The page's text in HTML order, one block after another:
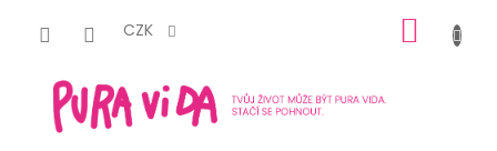
CZK
KOŠÍK